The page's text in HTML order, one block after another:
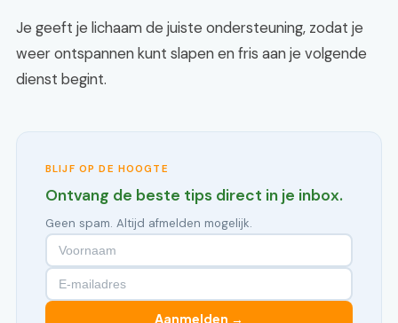
Je geeft je lichaam de juiste ondersteuning, zodat je
weer ontspannen kunt slapen en fris aan je volgende
dienst begint.
BLIJF OP DE HOOGTE
Ontvang de beste tips direct in je inbox.
Geen spam. Altijd afmelden mogelijk.
Aanmelden →